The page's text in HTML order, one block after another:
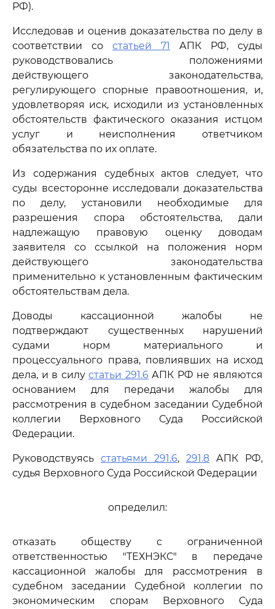
РФ).
Исследовав и оценив доказательства по делу в
соответствии со статьей 71
АПК РФ, суды
руководствовались положениями
действующего законодательства,
регулирующего спорные правоотношения, и,
удовлетворяя иск, исходили из установленных
обстоятельств фактического оказания истцом
услуг и неисполнения ответчиком
обязательства по их оплате.
Из содержания судебных актов следует, что
суды всесторонне исследовали доказательства
по делу, установили необходимые для
разрешения спора обстоятельства, дали
надлежащую правовую оценку доводам
заявителя со ссылкой на положения норм
действующего законодательства
применительно к установленным фактическим
обстоятельствам дела.
Доводы кассационной жалобы не
подтверждают существенных нарушений
судами норм материального и
процессуального права, повлиявших на исход
дела, и в силустатьи 291.6АПК РФ не являются
основанием для передачи жалобы для
рассмотрения в судебном заседании Судебной
коллегии Верховного Суда Российской
Федерации.
Руководствуясь статьями 291.6, 291.8 АПК РФ,
судья Верховного Суда Российской Федерации
определил:
отказать обществу с ограниченной
ответственностью "ТЕХНЭКС" в передаче
кассационной жалобы для рассмотрения в
судебном заседании Судебной коллегии по
экономическим спорам Верховного Суда